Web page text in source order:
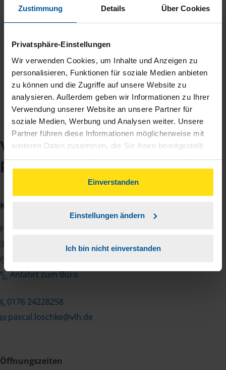
Zustimmung Details Über Cookies
Privatsphäre-Einstellungen
Wir verwenden Cookies, um Inhalte und Anzeigen zu
personalisieren, Funktionen für soziale Medien anbieten
zu können und die Zugriffe auf unsere Website zu
analysieren. Außerdem geben wir Informationen zu Ihrer
Verwendung unserer Website an unsere Partner für
soziale Medien, Werbung und Analysen weiter. Unsere
Partner führen diese Informationen möglicherweise mit
weiteren Daten zusammen, die Sie ihnen bereitgestellt
haben oder die sie im Rahmen Ihrer Nutzung der Dienste
gesammelt haben. Indem Sie auf Einverstanden klicken,
können Sie der Verwendung von Cookies, gemäß
unserer➔ Datenschutzrichtliniezustimmen.
Einverstanden
Einstellungen ändern
Ich bin nicht einverstanden
mitbringt und das spiegelte sich am Ende am Ergebnis
erreichen und rief ansonsten schnellstmöglich zurück.
Dominik
VLH-Beratungsstelle
Pascal Loschke
Kontakt
Harleshäuser Str. 125 a
34128 Kassel
Anfahrt zum Büro
0176 24228258
pascal.loschke@vlh.de
Öffnungszeiten